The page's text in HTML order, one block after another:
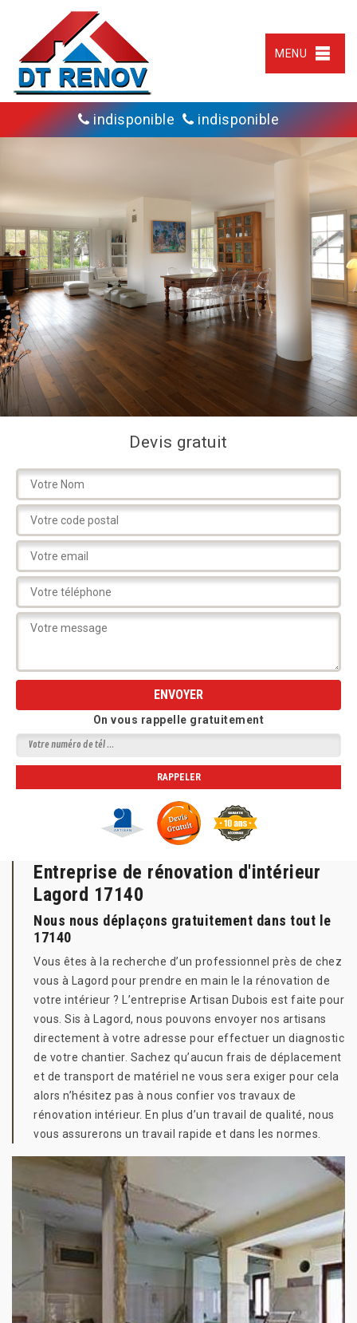
MENU
indisponible indisponible
Devis gratuit
On vous rappelle gratuitement
Entreprise de rénovation d'intérieur
Lagord 17140
Nous nous déplaçons gratuitement dans tout le
17140
Vous êtes à la recherche d’un professionnel près de chez
vous à Lagord pour prendre en main le la rénovation de
votre intérieur ? L’entreprise Artisan Dubois est faite pour
vous. Sis à Lagord, nous pouvons envoyer nos artisans
directement à votre adresse pour effectuer un diagnostic
de votre chantier. Sachez qu’aucun frais de déplacement
et de transport de matériel ne vous sera exiger pour cela
alors n’hésitez pas à nous confier vos travaux de
rénovation intérieur. En plus d’un travail de qualité, nous
vous assurerons un travail rapide et dans les normes.